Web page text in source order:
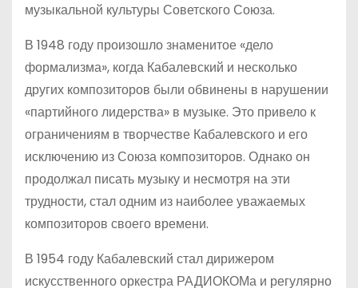
музыкальной культуры Советского Союза.
В 1948 году произошло знаменитое «дело
формализма», когда Кабалевский и несколько
других композиторов были обвинены в нарушении
«партийного лидерства» в музыке. Это привело к
ограничениям в творчестве Кабалевского и его
исключению из Союза композиторов. Однако он
продолжал писать музыку и несмотря на эти
трудности, стал одним из наиболее уважаемых
композиторов своего времени.
В 1954 году Кабалевский стал дирижером
искусственного оркестра РАДИОКОМа и регулярно